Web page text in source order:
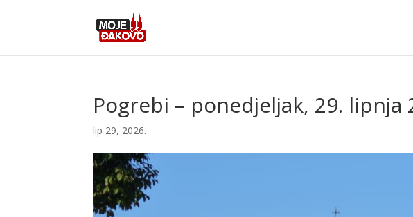
Pogrebi – ponedjeljak, 29. lipnja
lip 29, 2026.